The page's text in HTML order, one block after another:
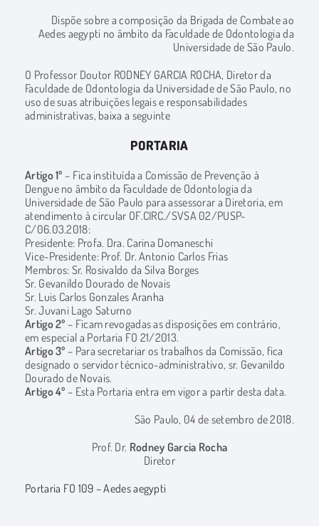
Dispõe sobre a composição da Brigada de Combate ao
Aedes aegypti no âmbito da Faculdade de Odontologia da
Universidade de São Paulo.
O Professor Doutor RODNEY GARCIA ROCHA, Diretor da
Faculdade de Odontologia da Universidade de São Paulo, no
uso de suas atribuições legais e responsabilidades
administrativas, baixa a seguinte
PORTARIA
Artigo 1º – Fica instituída a Comissão de Prevenção à
Dengue no âmbito da Faculdade de Odontologia da
Universidade de São Paulo para assessorar a Diretoria, em
atendimento à circular OF.CIRC./SVSA 02/PUSP-
C/06.03.2018:
Presidente: Profa. Dra. Carina Domaneschi
Vice-Presidente: Prof. Dr. Antonio Carlos Frias
Membros: Sr. Rosivaldo da Silva Borges
Sr. Gevanildo Dourado de Novais
Sr. Luis Carlos Gonzales Aranha
Sr. Juvani Lago Saturno
Artigo 2º – Ficam revogadas as disposições em contrário,
em especial a Portaria FO 21/2013.
Artigo 3º – Para secretariar os trabalhos da Comissão, fica
designado o servidor técnico-administrativo, sr. Gevanildo
Dourado de Novais.
Artigo 4º – Esta Portaria entra em vigor a partir desta data.
São Paulo, 04 de setembro de 2018.
Prof. Dr. Rodney Garcia Rocha
Diretor
Portaria FO 109 – Aedes aegypti